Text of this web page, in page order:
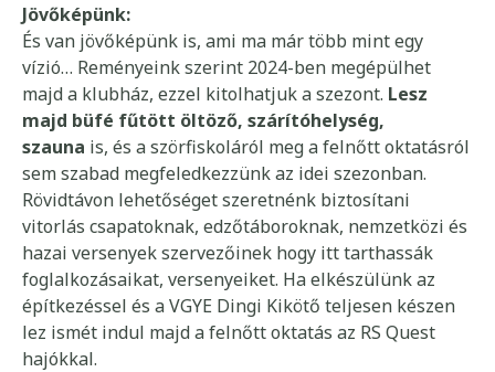
Jövőképünk:
És van jövőképünk is, ami ma már több mint egy
vízió… Reményeink szerint 2024-ben megépülhet
majd a klubház, ezzel kitolhatjuk a szezont. Lesz
majd büfé fűtött öltöző, szárítóhelység,
szauna is, és a szörfiskoláról meg a felnőtt oktatásról
sem szabad megfeledkezzünk az idei szezonban.
Rövidtávon lehetőséget szeretnénk biztosítani
vitorlás csapatoknak, edzőtáboroknak, nemzetközi és
hazai versenyek szervezőinek hogy itt tarthassák
foglalkozásaikat, versenyeiket. Ha elkészülünk az
építkezéssel és a VGYE Dingi Kikötő teljesen készen
lez ismét indul majd a felnőtt oktatás az RS Quest
hajókkal.